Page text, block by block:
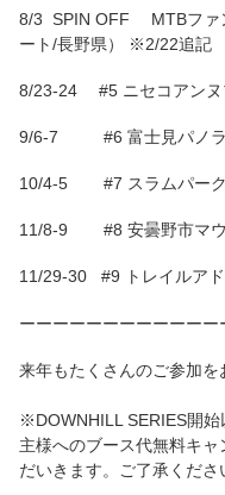
8/3 SPIN OFF MTBファ
ート/長野県） ※2/22追記
8/23-24 #5 ニセコアンヌ
9/6-7 #6 富士見パノラ
10/4-5 #7 スラムパーク
11/8-9 #8 安曇野市マウ
11/29-30 #9 トレイルアド
ーーーーーーーーーーーー
来年もたくさんのご参加を
※DOWNHILL SERIES開
主様へのブース代無料キ
だいきます。ご了承くださ